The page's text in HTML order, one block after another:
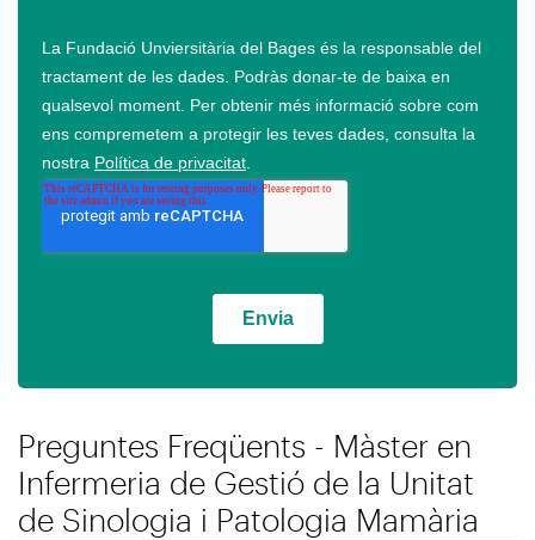
Preguntes Freqüents - Màster en
Infermeria de Gestió de la Unitat
de Sinologia i Patologia Mamària